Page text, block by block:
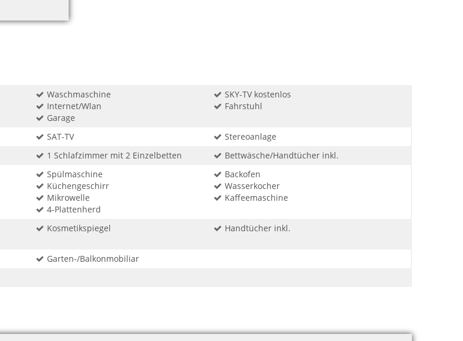
Waschmaschine
SKY-TV kostenlos
Internet/Wlan
Fahrstuhl
Garage
SAT-TV
Stereoanlage
1 Schlafzimmer mit 2 Einzelbetten
Bettwäsche/Handtücher inkl.
Spülmaschine
Backofen
Küchengeschirr
Wasserkocher
Mikrowelle
Kaffeemaschine
4-Plattenherd
Kosmetikspiegel
Handtücher inkl.
Garten-/Balkonmobiliar